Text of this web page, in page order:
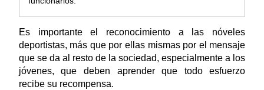
Es importante el reconocimiento a las nóveles
deportistas, más que por ellas mismas por el mensaje
que se da al resto de la sociedad, especialmente a los
jóvenes, que deben aprender que todo esfuerzo
recibe su recompensa.